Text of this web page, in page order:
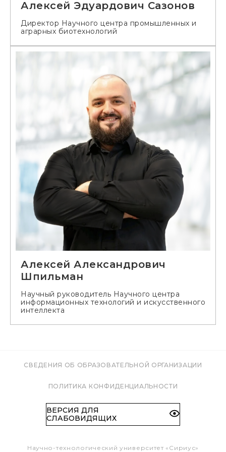
Алексей Эдуардович Сазонов
Директор Научного центра промышленных и
аграрных биотехнологий
Алексей Александрович
Шпильман
Научный руководитель Научного центра
информационных технологий и искусственного
интеллекта
СВЕДЕНИЯ ОБ ОБРАЗОВАТЕЛЬНОЙ ОРГАНИЗАЦИИ
ПОЛИТИКА КОНФИДЕНЦИАЛЬНОСТИ
ВЕРСИЯ ДЛЯ
СЛАБОВИДЯЩИХ
Научно-технологический университет «Сириус»